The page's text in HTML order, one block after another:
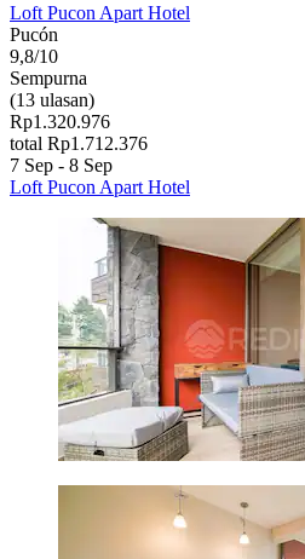
Loft Pucon Apart Hotel
Pucón
9,8/10
Sempurna
(13 ulasan)
Rp1.320.976
total Rp1.712.376
7 Sep - 8 Sep
Loft Pucon Apart Hotel